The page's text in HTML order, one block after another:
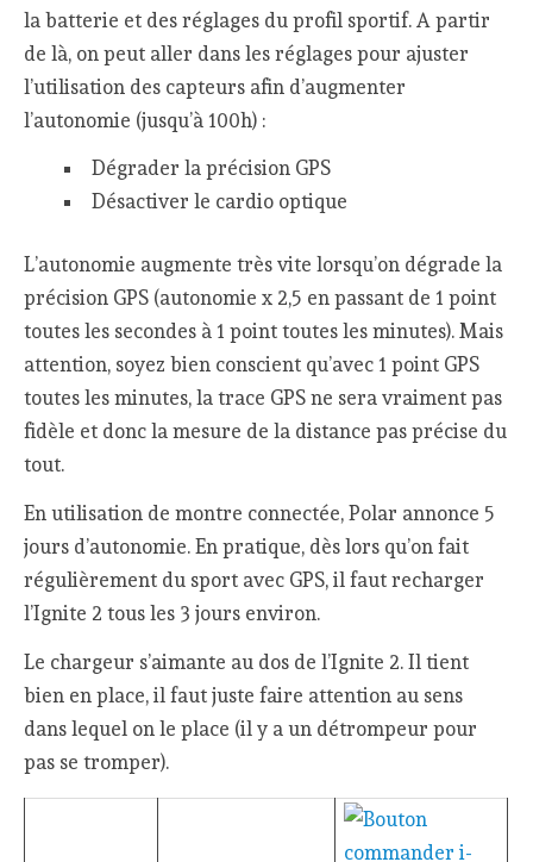
la batterie et des réglages du profil sportif. A partir
de là, on peut aller dans les réglages pour ajuster
l’utilisation des capteurs afin d’augmenter
l’autonomie (jusqu’à 100h) :
Dégrader la précision GPS
Désactiver le cardio optique
L’autonomie augmente très vite lorsqu’on dégrade la
précision GPS (autonomie x 2,5 en passant de 1 point
toutes les secondes à 1 point toutes les minutes). Mais
attention, soyez bien conscient qu’avec 1 point GPS
toutes les minutes, la trace GPS ne sera vraiment pas
fidèle et donc la mesure de la distance pas précise du
tout.
En utilisation de montre connectée, Polar annonce 5
jours d’autonomie. En pratique, dès lors qu’on fait
régulièrement du sport avec GPS, il faut recharger
l’Ignite 2 tous les 3 jours environ.
Le chargeur s’aimante au dos de l’Ignite 2. Il tient
bien en place, il faut juste faire attention au sens
dans lequel on le place (il y a un détrompeur pour
pas se tromper).